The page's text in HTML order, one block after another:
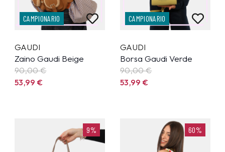
CAMPIONARIO
GAUDI
Zaino Gaudi Beige
90,00 €
53,99€
CAMPIONARIO
GAUDI
Borsa Gaudi Verde
90,00 €
53,99€
9% 60%